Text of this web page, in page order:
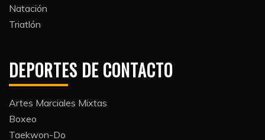
Natación​
Triatlón​
DEPORTES DE CONTACTO
Artes Marciales Mixtas
Boxeo
Taekwon-Do